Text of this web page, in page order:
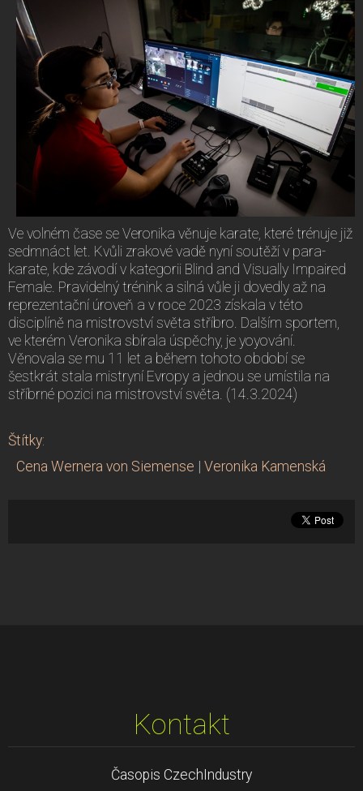
Ve volném čase se Veronika věnuje karate, které trénuje již
sedmnáct let. Kvůli zrakové vadě nyní soutěží v para-
karate, kde závodí v kategorii Blind and Visually Impaired
Female. Pravidelný trénink a silná vůle ji dovedly až na
reprezentační úroveň a v roce 2023 získala v této
disciplíně na mistrovství světa stříbro. Dalším sportem,
ve kterém Veronika sbírala úspěchy, je yoyování.
Věnovala se mu 11 let a během tohoto období se
šestkrát stala mistryní Evropy a jednou se umístila na
stříbrné pozici na mistrovství světa. (14.3.2024)
Štítky:
Cena Wernera von Siemense | Veronika Kamenská
Kontakt
Časopis CzechIndustry